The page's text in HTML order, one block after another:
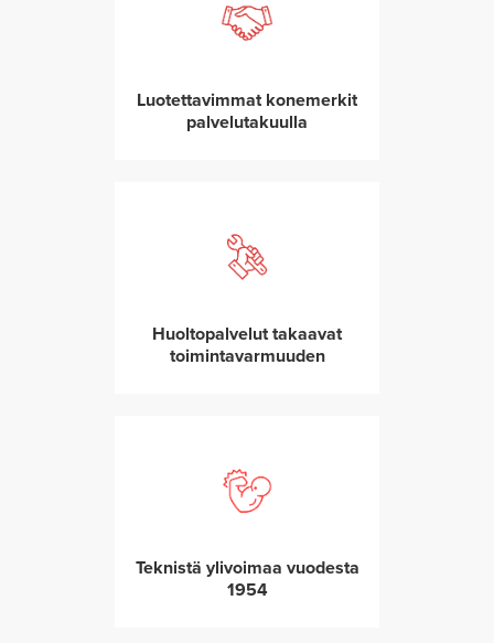
Luotettavimmat konemerkit
palvelutakuulla
Huoltopalvelut takaavat
toimintavarmuuden
Teknistä ylivoimaa vuodesta
1954